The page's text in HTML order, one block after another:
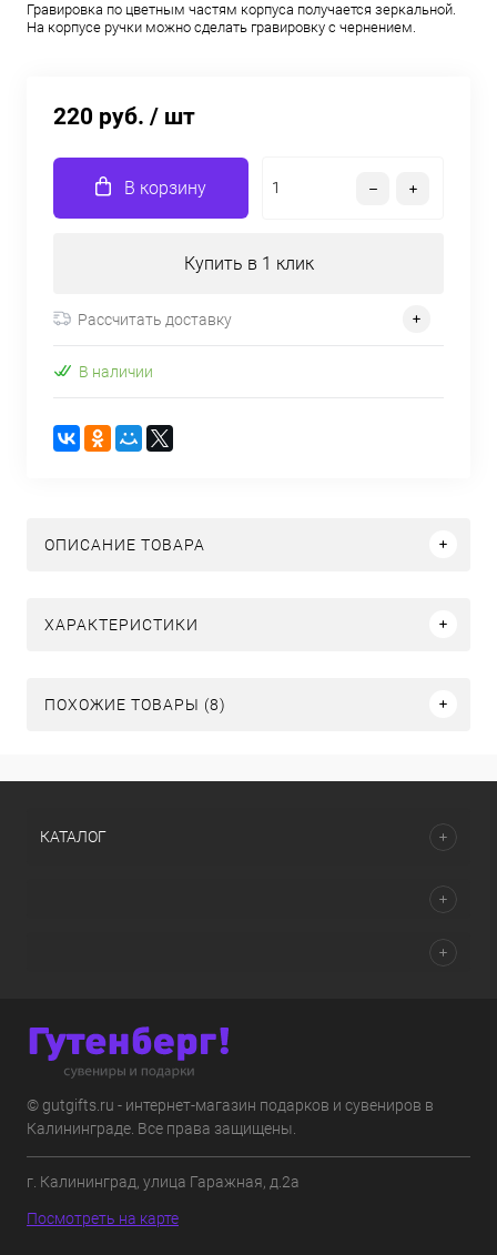
Гравировка по цветным частям корпуса получается зеркальной.
На корпусе ручки можно сделать гравировку с чернением.
220 руб. / шт
В корзину
Купить в 1 клик
Рассчитать доставку
В наличии
ОПИСАНИЕ ТОВАРА
ХАРАКТЕРИСТИКИ
ПОХОЖИЕ ТОВАРЫ (8)
КАТАЛОГ
© gutgifts.ru - интернет-магазин подарков и сувениров в
Калининграде. Все права защищены.
г. Калининград, улица Гаражная, д.2а
Посмотреть на карте